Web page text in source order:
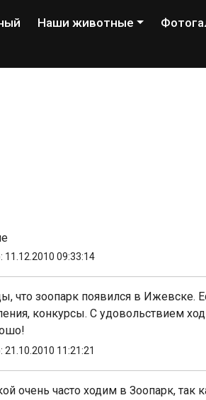
Наши животные
11.12.2010 09:33:14
что зоопарк появился в Ижевске.
конкурсы. С удовольствием
11:21:21
очень часто ходим в Зоопарк,